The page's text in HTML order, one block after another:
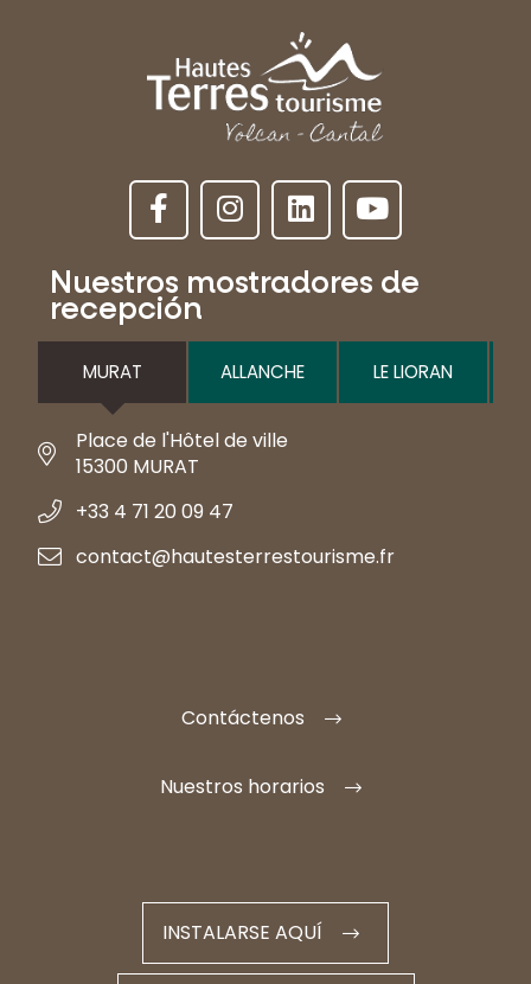
Nuestros mostradores de
recepción
MURAT ALLANCHE LE LIORAN
Place de l'Hôtel de ville
15300 MURAT
+33 4 71 20 09 47
contact@hautesterrestourisme.fr
Contáctenos
Nuestros horarios
INSTALARSE AQUÍ